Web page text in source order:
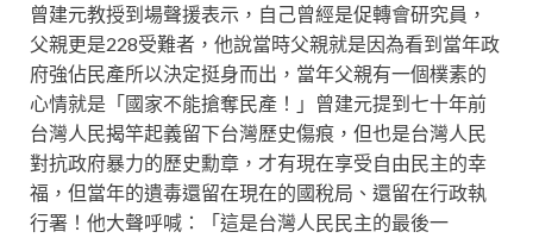
曾建元教授到場聲援表示，自己曾經是促轉會研究員，
父親更是228受難者，他說當時父親就是因為看到當年政
府強佔民產所以決定挺身而出，當年父親有一個樸素的
心情就是「國家不能搶奪民產！」曾建元提到七十年前
台灣人民揭竿起義留下台灣歷史傷痕，但也是台灣人民
對抗政府暴力的歷史勳章，才有現在享受自由民主的幸
福，但當年的遺毒還留在現在的國稅局、還留在行政執
行署！他大聲呼喊：「這是台灣人民民主的最後一